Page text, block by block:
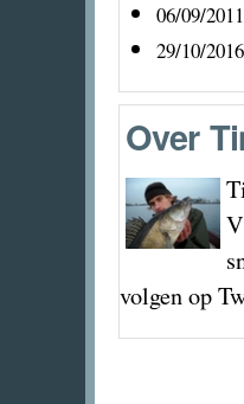
06/09/2011
29/10/2016
Over
volgen op